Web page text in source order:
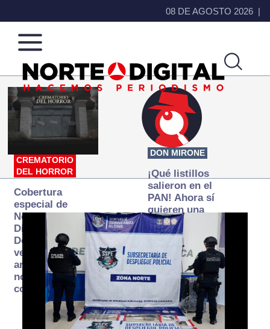
08 DE AGOSTO 2026
Norte
de
Ciudad
Más
que
noticias,
hacemos periodismo
CREMATORIO
DEL HORROR
Cobertura
especial de
Norte
Digital:
Donde la
verdad
arde… pero
no se
consume
DON MIRONE
¡Qué listillos
salieron en el
PAN! Ahora sí
quieren una
Fiscalía
autónoma… y
transexenal